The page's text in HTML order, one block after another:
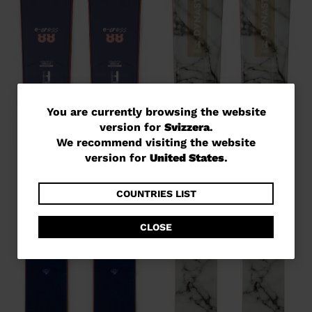
You
are
currently
website
version
for
Svizzera
.
You are currently browsing the website
version for Svizzera.
We recommend visiting the website
version for United States.
COUNTRIES LIST
CLOSE